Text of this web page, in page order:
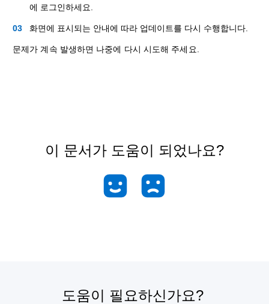
에 로그인하세요.
화면에 표시되는 안내에 따라 업데이트를 다시 수행합니다.
문제가 계속 발생하면 나중에 다시 시도해 주세요.
이 문서가 도움이 되었나요?
도움이 필요하신가요?